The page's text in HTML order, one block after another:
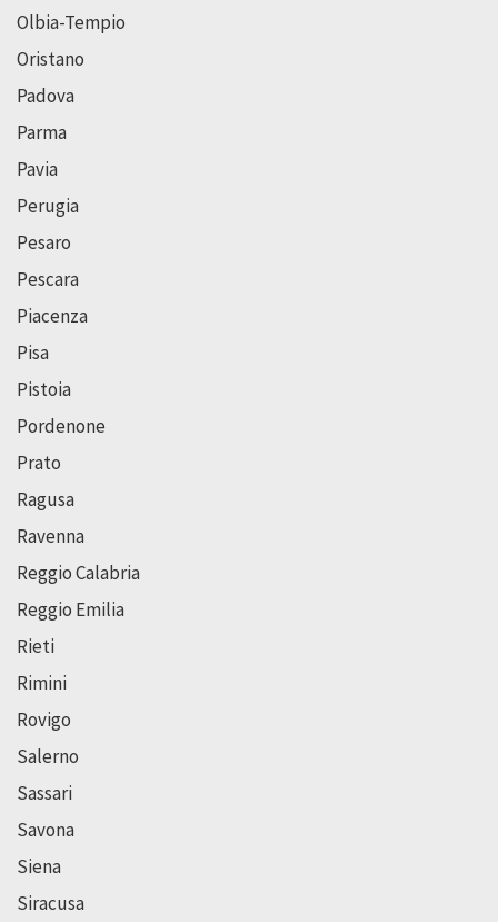
Olbia-Tempio
Oristano
Padova
Parma
Pavia
Perugia
Pesaro
Pescara
Piacenza
Pisa
Pistoia
Pordenone
Prato
Ragusa
Ravenna
Reggio Calabria
Reggio Emilia
Rieti
Rimini
Rovigo
Salerno
Sassari
Savona
Siena
Siracusa